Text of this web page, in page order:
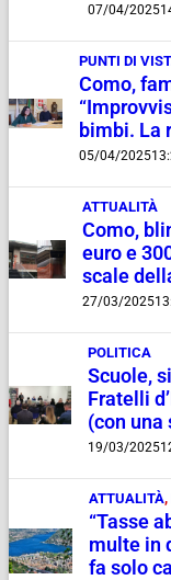
07/04/2025
PUNTI DI
Como,
bimbi. La
05/04/2025
ATTUALITÀ
Como,
euro e
scale
27/03/2025
POLITICA
Scuole,
Fratelli
(con una
19/03/2025
ATTUALITÀ,
“Tasse
multe in
fa solo